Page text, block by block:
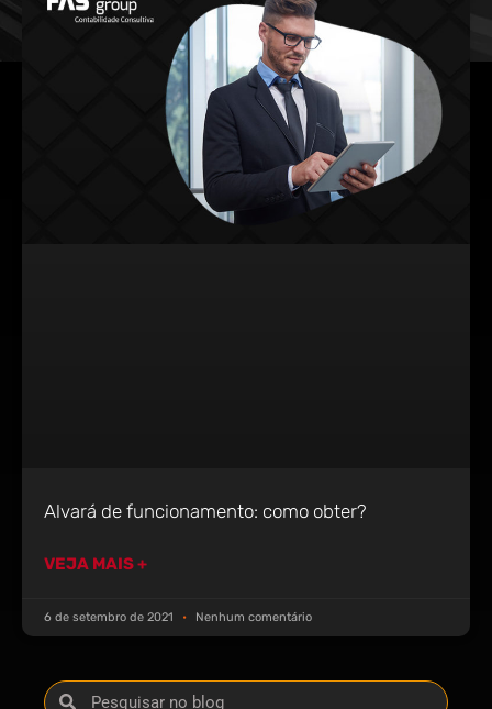
Alvará de funcionamento: como obter?
VEJA MAIS +
6 de setembro de 2021 Nenhum comentário